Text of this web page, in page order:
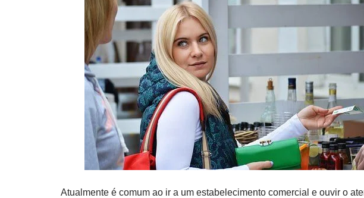
Atualmente é comum ao ir a um estabelecimento comercial e ouvir o